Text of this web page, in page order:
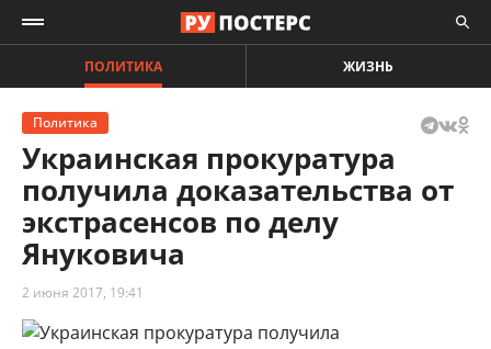
ПОЛИТИКА ЖИЗНЬ
Политика
Украинская прокуратура
получила доказательства от
экстрасенсов по делу
Януковича
2 июня 2017, 19:41